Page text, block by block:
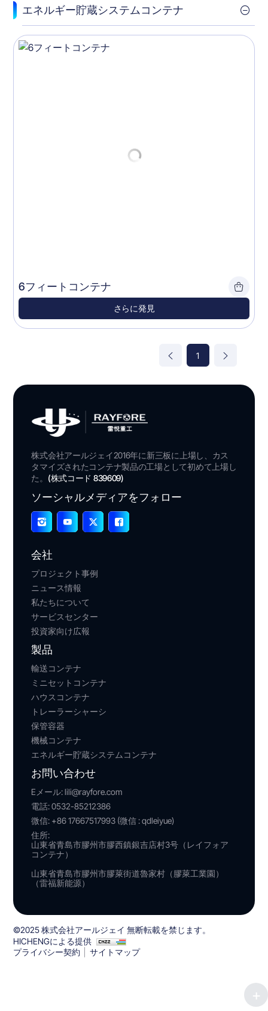
エネルギー貯蔵システムコンテナ
6フィートコンテナ
さらに発見
1
株式会社アールジェイ2016年に新三板に上場し、カス
タマイズされたコンテナ製品の工場として初めて上場し
た。 (株式コード 839609)
ソーシャルメディアをフォロー
会社
プロジェクト事例
ニュース情報
私たちについて
サービスセンター
投資家向け広報
製品
輸送コンテナ
ミニセットコンテナ
ハウスコンテナ
トレーラーシャーシ
保管容器
機械コンテナ
エネルギー貯蔵システムコンテナ
お問い合わせ
Eメール: lili@rayfore.com
電話: 0532-85212386
微信: +86 17667517993 (微信 : qdleiyue)
住所:
山東省青島市膠州市膠西鎮銀吉店村3号（レイフォア
コンテナ）
山東省青島市膠州市膠萊街道魯家村（膠萊工業園）
（雷福新能源）
©2025 株式会社アールジェイ 無断転載を禁じます。
HICHENGによる提供
プライバシー契約
サイトマップ